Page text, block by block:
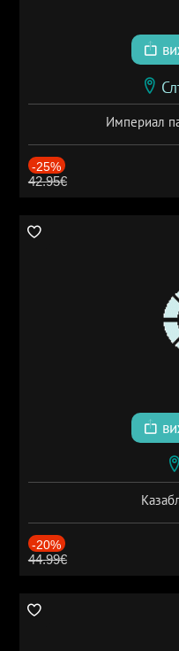
Империал
-25%
42.95€
-20%
44.99€